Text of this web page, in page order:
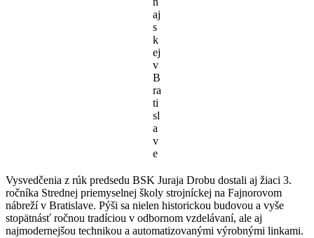
aj
s
k
ej
v
B
ra
ti
sl
a
v
e
Vysvedčenia z rúk predsedu BSK Juraja Drobu dostali aj žiaci 3.
ročníka Strednej priemyselnej školy strojníckej na Fajnorovom
nábreží v Bratislave. Pýši sa nielen historickou budovou a vyše
stopätnásť ročnou tradíciou v odbornom vzdelávaní, ale aj
najmodernejšou technikou a automatizovanými výrobnými linkami.